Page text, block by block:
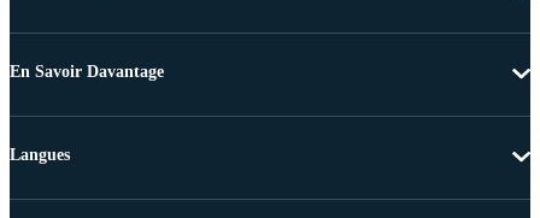
En Savoir Davantage
Langues